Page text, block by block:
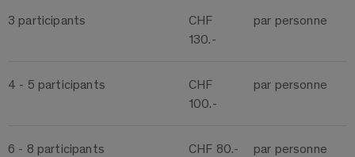
3 participants
CHF
130.-
par personne
4 - 5 participants
CHF
100.-
par personne
6 - 8 participants CHF 80.- par personne